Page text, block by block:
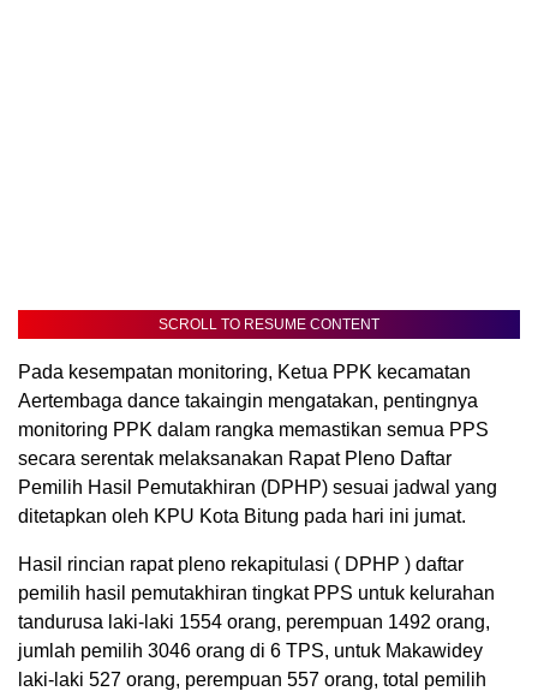
SCROLL TO RESUME CONTENT
Pada kesempatan monitoring, Ketua PPK kecamatan
Aertembaga dance takaingin mengatakan, pentingnya
monitoring PPK dalam rangka memastikan semua PPS
secara serentak melaksanakan Rapat Pleno Daftar
Pemilih Hasil Pemutakhiran (DPHP) sesuai jadwal yang
ditetapkan oleh KPU Kota Bitung pada hari ini jumat.
Hasil rincian rapat pleno rekapitulasi ( DPHP ) daftar
pemilih hasil pemutakhiran tingkat PPS untuk kelurahan
tandurusa laki-laki 1554 orang, perempuan 1492 orang,
jumlah pemilih 3046 orang di 6 TPS, untuk Makawidey
laki-laki 527 orang, perempuan 557 orang, total pemilih